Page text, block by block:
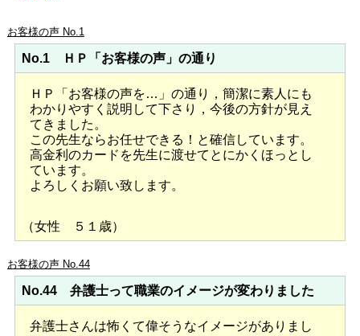
お客様の声 No.1
No.1 ＨＰ「お客様の声」の通り
ＨＰ「お客様の声を…」の通り，簡潔に素人にも
わかりやすく説明して下さり，今後の方針が見え
てきました。
この先生ならお任せできる！と確信しています。
高金利のカードを先生に渡せてとにかくほっとし
ています。
よろしくお願い致します。
（女性 ５１歳）
お客様の声 No.44
No.44 弁護士って職業のイメージが変わりました
弁護士さんは怖くて偉そうなイメージがありまし